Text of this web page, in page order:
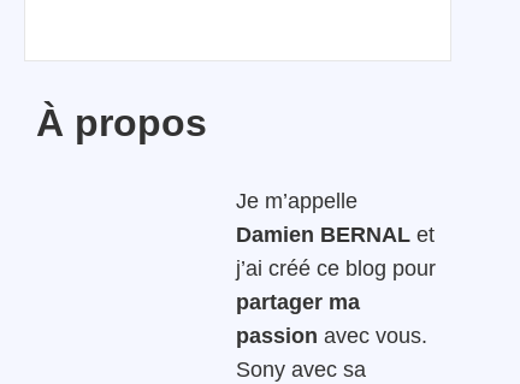
À propos
Je m’appelle
Damien BERNAL et
j’ai créé ce blog pour
partager ma
passion avec vous.
Sony avec sa